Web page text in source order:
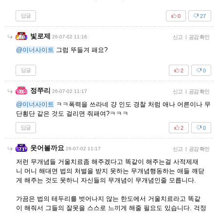
답글 27
0
빛로제 26-07-02 11:16 신고 공감 확인
@이너사이트 그럼 뚜들겨 패요?
답글 0
2
정쭈리 26-07-02 11:17 신고 공감 확인
@이너사이트 ㅋㅋ폭력을 쓰라네 걍 인도 경찰 처럼 애나 어른이나 무
단횡단 같은 것도 걸리면 줘패여?ㅋㅋㅋ
답글 0
2
웃어볼까요 26-07-02 11:17 신고 공감 확인
저런 무개념들 거울치료좀 해주겠다고 똑같이 해주는걸 사적제재
니 머니 해대면 법의 처벌을 받지 못하는 무개념행동하는 애들 깨닫
게 해주는 것도 못하니 자신들의 무개념이 무개념인줄 모릅니다.
가끔은 법의 테두리를 벗어나지 않는 한도에서 거울치료라고 똑같
이 해줘서 그들의 잘못을 스스로 느끼게 해줄 필요도 있습니다. 걱정